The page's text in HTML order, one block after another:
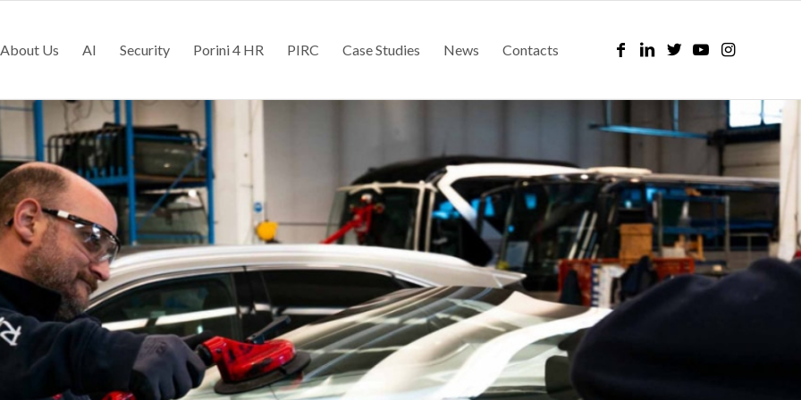
About Us AI Security Porini 4 HR PIRC Case Studies News Contacts